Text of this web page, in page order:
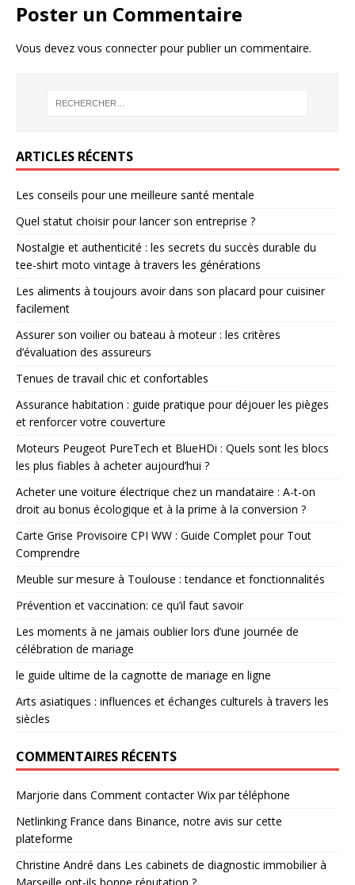
Poster un Commentaire
Vous devez vous connecterpour publier un commentaire.
ARTICLES RÉCENTS
Les conseils pour une meilleure santé mentale
Quel statut choisir pour lancer son entreprise ?
Nostalgie et authenticité : les secrets du succès durable du
tee-shirt moto vintage à travers les générations
Les aliments à toujours avoir dans son placard pour cuisiner
facilement
Assurer son voilier ou bateau à moteur : les critères
d’évaluation des assureurs
Tenues de travail chic et confortables
Assurance habitation : guide pratique pour déjouer les pièges
et renforcer votre couverture
Moteurs Peugeot PureTech et BlueHDi : Quels sont les blocs
les plus fiables à acheter aujourd’hui ?
Acheter une voiture électrique chez un mandataire : A-t-on
droit au bonus écologique et à la prime à la conversion ?
Carte Grise Provisoire CPI WW : Guide Complet pour Tout
Comprendre
Meuble sur mesure à Toulouse : tendance et fonctionnalités
Prévention et vaccination: ce qu’il faut savoir
Les moments à ne jamais oublier lors d’une journée de
célébration de mariage
le guide ultime de la cagnotte de mariage en ligne
Arts asiatiques : influences et échanges culturels à travers les
siècles
COMMENTAIRES RÉCENTS
Marjorie dans Comment contacter Wix par téléphone
Netlinking France dans Binance, notre avis sur cette
plateforme
Christine André dans Les cabinets de diagnostic immobilier à